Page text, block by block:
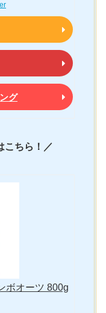
グ
こちら！／
ボオーツ 800g